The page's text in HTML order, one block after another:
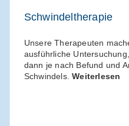
Schwindeltherapie
Unsere Therapeuten
ausführliche
dann je nach Befund und
Schwindels.Weiterlesen